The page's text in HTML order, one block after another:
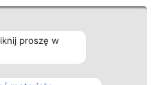
proszę w
Kontakt